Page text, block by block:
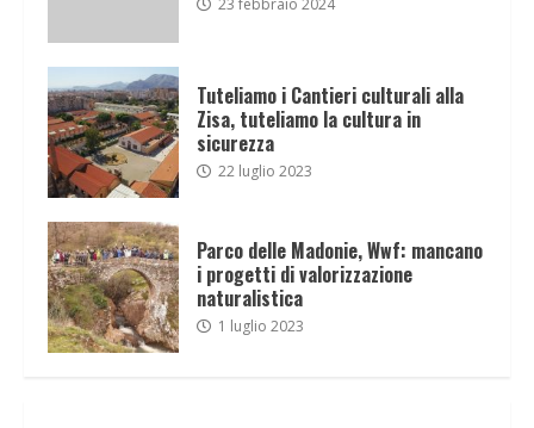
Tuteliamo i Cantieri culturali alla
Zisa, tuteliamo la cultura in
sicurezza
22 luglio 2023
Parco delle Madonie, Wwf: mancano
i progetti di valorizzazione
naturalistica
1 luglio 2023